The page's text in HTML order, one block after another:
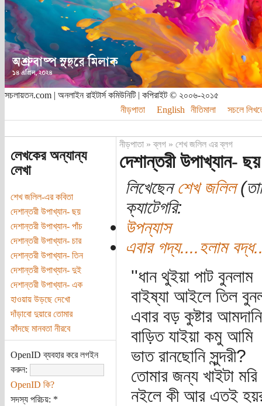
সচলায়তন.com | অনলাইন রাইটার্স কমিউনিটি | কপিরাইট © ২০০৬-২০১৫
নীড়পাতা
English নীতিমালা সচলে
লেখকের অন্যান্য
লেখা
শেখ জলিল-এর কবিতা
দেশান্তরী উপাখ্যান- ছয়
দেশান্তরী উপাখ্যান- পাঁচ
দেশান্তরী উপাখ্যান- চার
দেশান্তরী উপাখ্যান- তিন
দেশান্তরী উপাখ্যান- দুই
দেশান্তরী উপাখ্যান- এক
হাওয়ায় উড়ছে দেখো
দাঁড়াবো দুয়ারে তোমার
কাঁদছে মানবতা নীরবে
OpenID ব্যবহার করে লগইন
করুন:
OpenID কি?
সদস্য পরিচয়: *
নীড়পাতা»ব্লগ» শেখ জলিল এর ব্লগ
দেশান্তরী উপাখ্যান- ছয়
লিখেছেনশেখ জলিল
ক্যাটেগরি:
উপন্যাস
এবার গদ্য....হলাম
''ধান থুইয়া পাট বুনলাম
বাইষ্যা আইলে তিল
এবার বড় কুষ্টার
বাড়িত যাইয়া কমু আমি
ভাত রানছোনি সুন্দরী?
তোমার জন্য খাইটা মরি
নইলে কী আর এতই